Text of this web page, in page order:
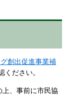
創出促進事業補
ください。
、事前に市民協